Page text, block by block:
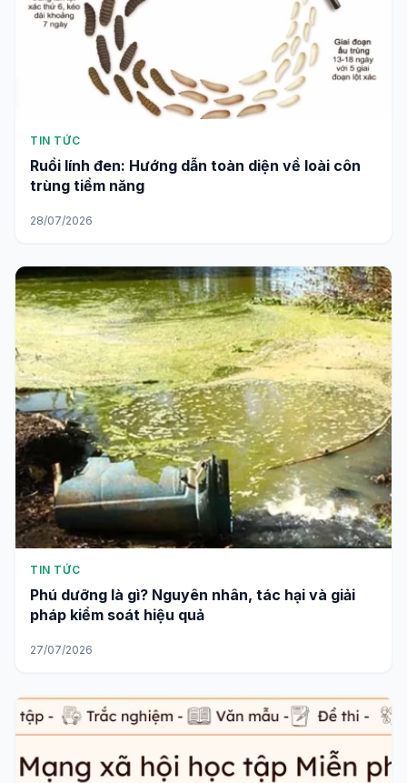
TIN TỨC
Ruồi lính đen: Hướng dẫn toàn diện về loài côn
trùng tiềm năng
28/07/2026
TIN TỨC
Phú dưỡng là gì? Nguyên nhân, tác hại và giải
pháp kiểm soát hiệu quả
27/07/2026